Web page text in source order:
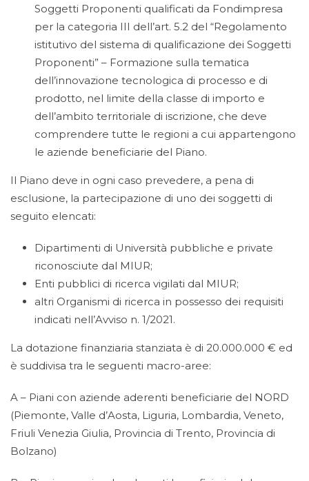
Soggetti Proponenti qualificati da Fondimpresa
per la categoria III dell’art. 5.2 del “Regolamento
istitutivo del sistema di qualificazione dei Soggetti
Proponenti” – Formazione sulla tematica
dell’innovazione tecnologica di processo e di
prodotto, nel limite della classe di importo e
dell’ambito territoriale di iscrizione, che deve
comprendere tutte le regioni a cui appartengono
le aziende beneficiarie del Piano.
Il Piano deve in ogni caso prevedere, a pena di
esclusione, la partecipazione di uno dei soggetti di
seguito elencati:
Dipartimenti di Università pubbliche e private
riconosciute dal MIUR;
Enti pubblici di ricerca vigilati dal MIUR;
altri Organismi di ricerca in possesso dei requisiti
indicati nell’Avviso n. 1/2021.
La dotazione finanziaria stanziata è di 20.000.000 € ed
è suddivisa tra le seguenti macro-aree:
A – Piani con aziende aderenti beneficiarie del NORD
(Piemonte, Valle d’Aosta, Liguria, Lombardia, Veneto,
Friuli Venezia Giulia, Provincia di Trento, Provincia di
Bolzano)